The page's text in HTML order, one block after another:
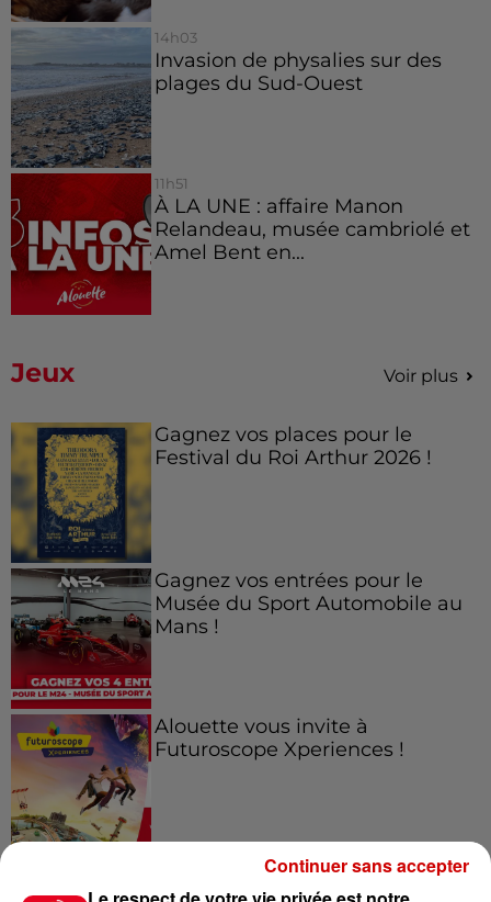
14h03
Invasion de physalies sur des
plages du Sud-Ouest
11h51
À LA UNE : affaire Manon
Relandeau, musée cambriolé et
Amel Bent en...
Jeux Voir plus
Gagnez vos places pour le
Festival du Roi Arthur 2026 !
Gagnez vos entrées pour le
Musée du Sport Automobile au
Mans !
Alouette vous invite à
Futuroscope Xperiences !
Le Duel - Gagnez votre balade
en jet ski !
Continuer sans accepter